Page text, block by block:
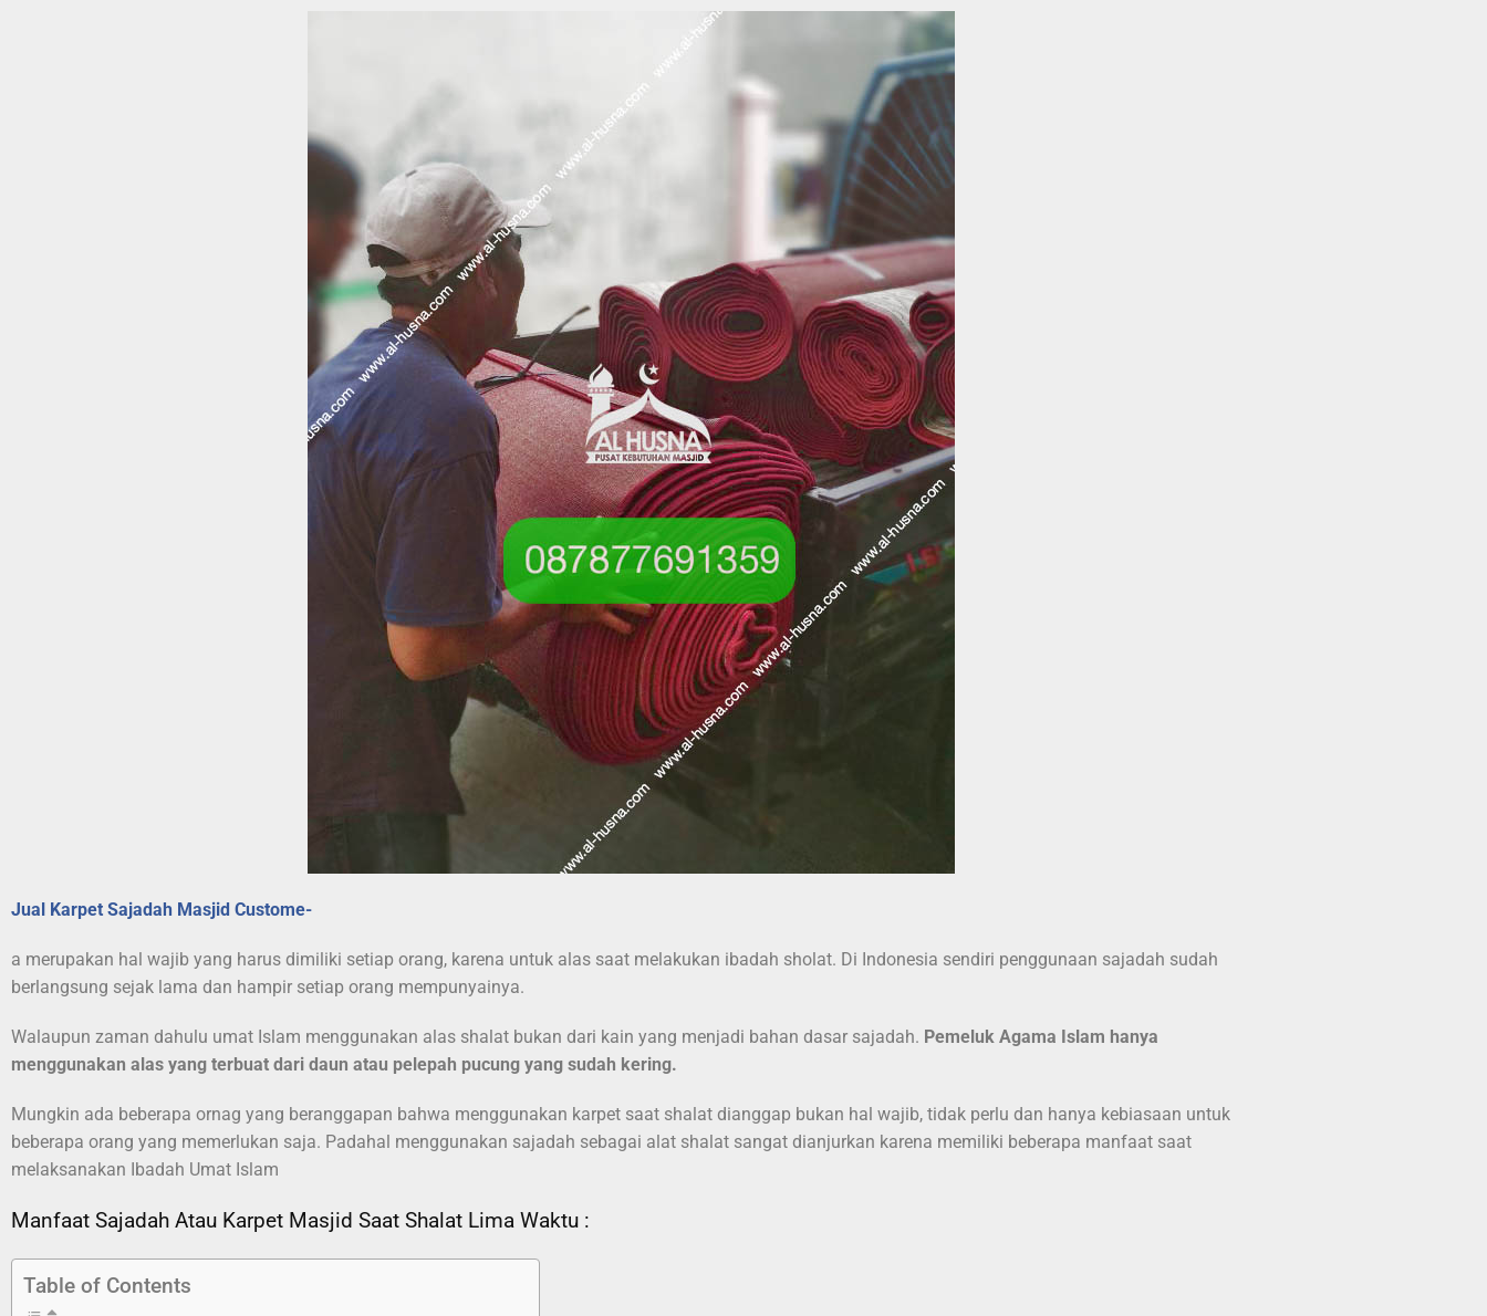
Jual Karpet Sajadah Masjid Custome-
a merupakan hal wajib yang harus dimiliki setiap orang, karena untuk alas saat melakukan ibadah sholat. Di Indonesia sendiri penggunaan sajadah sudah
berlangsung sejak lama dan hampir setiap orang mempunyainya.
Walaupun zaman dahulu umat Islam menggunakan alas shalat bukan dari kain yang menjadi bahan dasar sajadah. Pemeluk Agama Islam hanya
menggunakan alas yang terbuat dari daun atau pelepah pucung yang sudah kering.
Mungkin ada beberapa ornag yang beranggapan bahwa menggunakan karpet saat shalat dianggap bukan hal wajib, tidak perlu dan hanya kebiasaan untuk
beberapa orang yang memerlukan saja. Padahal menggunakan sajadah sebagai alat shalat sangat dianjurkan karena memiliki beberapa manfaat saat
melaksanakan Ibadah Umat Islam
Manfaat Sajadah Atau Karpet Masjid Saat Shalat Lima Waktu :
Table of Contents